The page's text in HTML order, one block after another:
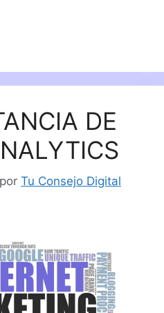
DE
por Tu Consejo Digital